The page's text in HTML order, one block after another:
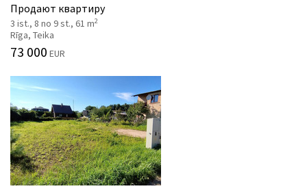
Продают квартиру
3 ist., 8 no 9 st., 61 m2
Rīga, Teika
73 000 EUR